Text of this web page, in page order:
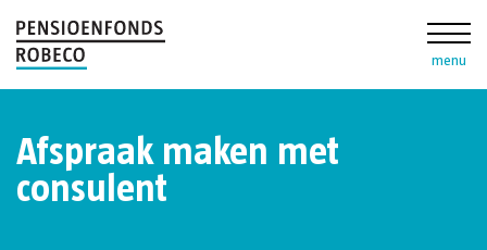
menu
Afspraak maken met
consulent